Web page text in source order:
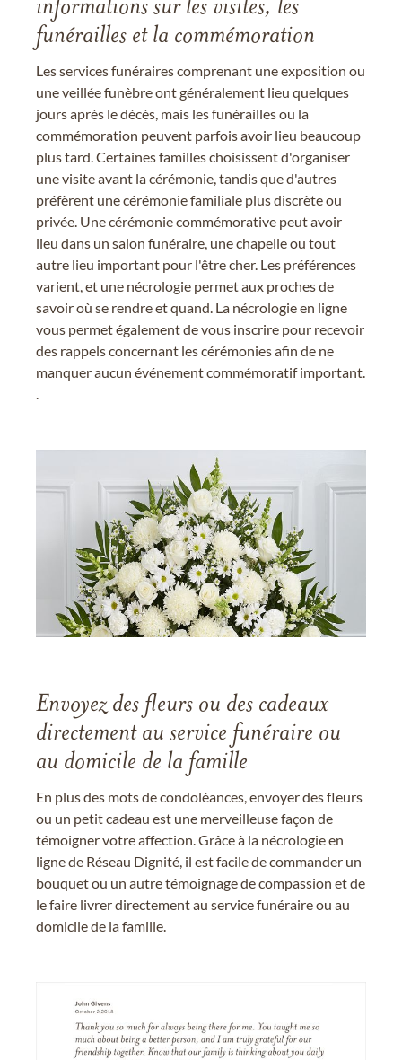
informations sur les visites, les
funérailles et la commémoration
Les services funéraires comprenant une exposition ou
une veillée funèbre ont généralement lieu quelques
jours après le décès, mais les funérailles ou la
commémoration peuvent parfois avoir lieu beaucoup
plus tard. Certaines familles choisissent d'organiser
une visite avant la cérémonie, tandis que d'autres
préfèrent une cérémonie familiale plus discrète ou
privée. Une cérémonie commémorative peut avoir
lieu dans un salon funéraire, une chapelle ou tout
autre lieu important pour l'être cher. Les préférences
varient, et une nécrologie permet aux proches de
savoir où se rendre et quand. La nécrologie en ligne
vous permet également de vous inscrire pour recevoir
des rappels concernant les cérémonies afin de ne
manquer aucun événement commémoratif important.
Envoyez des fleurs ou des cadeaux
directement au service funéraire ou
au domicile de la famille
En plus des mots de condoléances, envoyer des fleurs
ou un petit cadeau est une merveilleuse façon de
témoigner votre affection. Grâce à la nécrologie en
ligne de Réseau Dignité, il est facile de commander un
bouquet ou un autre témoignage de compassion et de
le faire livrer directement au service funéraire ou au
domicile de la famille.